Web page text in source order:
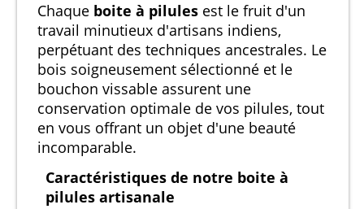
Chaque boite à pilules est le fruit d'un
travail minutieux d'artisans indiens,
perpétuant des techniques ancestrales. Le
bois soigneusement sélectionné et le
bouchon vissable assurent une
conservation optimale de vos pilules, tout
en vous offrant un objet d'une beauté
incomparable.
Caractéristiques de notre boite à
pilules artisanale